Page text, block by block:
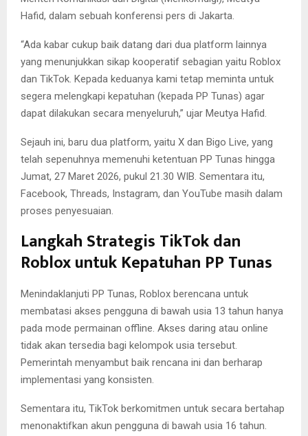
Hafid, dalam sebuah konferensi pers di Jakarta.
“Ada kabar cukup baik datang dari dua platform lainnya
yang menunjukkan sikap kooperatif sebagian yaitu Roblox
dan TikTok. Kepada keduanya kami tetap meminta untuk
segera melengkapi kepatuhan (kepada PP Tunas) agar
dapat dilakukan secara menyeluruh,” ujar Meutya Hafid.
Sejauh ini, baru dua platform, yaitu X dan Bigo Live, yang
telah sepenuhnya memenuhi ketentuan PP Tunas hingga
Jumat, 27 Maret 2026, pukul 21.30 WIB. Sementara itu,
Facebook, Threads, Instagram, dan YouTube masih dalam
proses penyesuaian.
Langkah Strategis TikTok dan
Roblox untuk Kepatuhan PP Tunas
Menindaklanjuti PP Tunas, Roblox berencana untuk
membatasi akses pengguna di bawah usia 13 tahun hanya
pada mode permainan offline. Akses daring atau online
tidak akan tersedia bagi kelompok usia tersebut.
Pemerintah menyambut baik rencana ini dan berharap
implementasi yang konsisten.
Sementara itu, TikTok berkomitmen untuk secara bertahap
menonaktifkan akun pengguna di bawah usia 16 tahun.